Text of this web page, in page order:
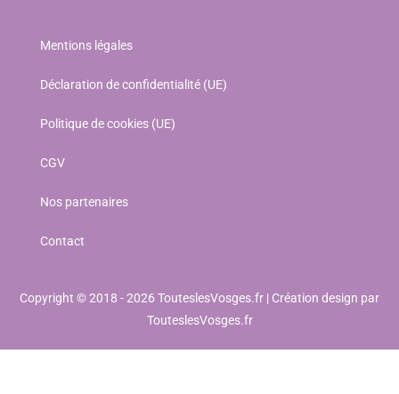
Mentions légales
Déclaration de confidentialité (UE)
Politique de cookies (UE)
CGV
Nos partenaires
Contact
Copyright © 2018 - 2026 TouteslesVosges.fr | Création design par
TouteslesVosges.fr